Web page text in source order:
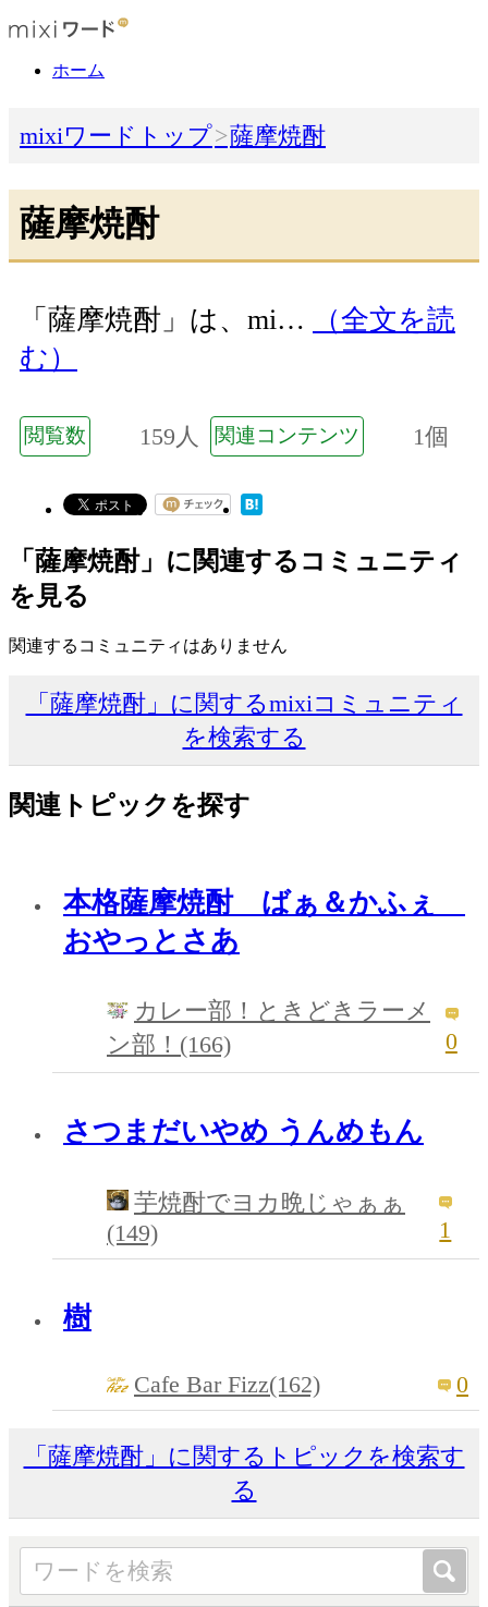
ホーム
mixiワードトップ 薩摩焼酎
薩摩焼酎
「薩摩焼酎」は、mi…
（全文を読
む）
閲覧数 159人 関連コンテンツ 1個
「薩摩焼酎」に関連するコミュニティ
を見る
関連するコミュニティはありません
「薩摩焼酎」に関するmixiコミュニティ
を検索する
関連トピックを探す
本格薩摩焼酎 ばぁ＆かふぇ
おやっとさあ
カレー部！ときどきラーメ
ン部！(166)
0
さつまだいやめ うんめもん
芋焼酎でヨカ晩じゃぁぁ
(149)
1
樹
Cafe Bar Fizz(162) 0
「薩摩焼酎」に関するトピックを検索す
る